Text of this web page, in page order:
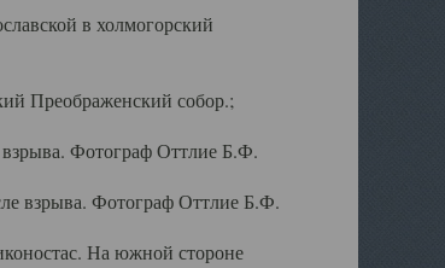
в холмогорский
Преображенский собор.;
Фотограф Оттлие Б.Ф.
взрыва. Фотограф Оттлие Б.Ф.
На южной стороне